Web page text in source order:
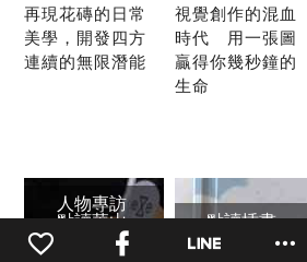
再現花磚的日常
美學，開發四方
連續的無限潛能
視覺創作的混血
時代 用一張圖
贏得你幾秒鐘的
生命
人物專訪
點讀華山
品牌經營
點讀插畫
人物專訪